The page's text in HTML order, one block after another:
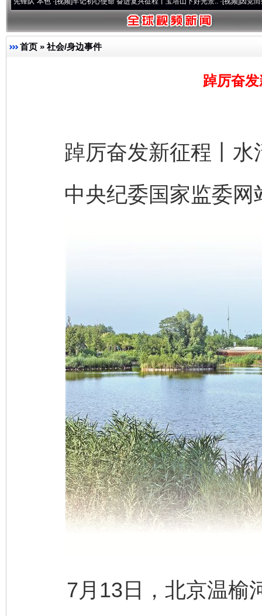
首页 » 社会/身边事件
踔厉奋
踔厉奋发新征程丨水
中央纪委国家监委网
7月13日，北京温榆